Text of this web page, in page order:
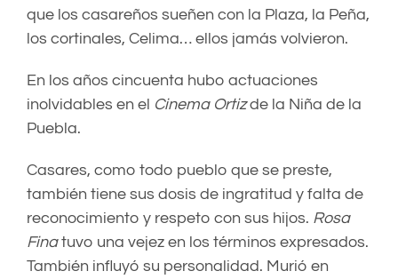
que los casareños sueñen con la Plaza, la Peña,
los cortinales, Celima… ellos jamás volvieron.
En los años cincuenta hubo actuaciones
inolvidables en el Cinema Ortizde la Niña de la
Puebla.
Casares, como todo pueblo que se preste,
también tiene sus dosis de ingratitud y falta de
reconocimiento y respeto con sus hijos. Rosa
Finatuvo una vejez en los términos expresados.
También influyó su personalidad. Murió en